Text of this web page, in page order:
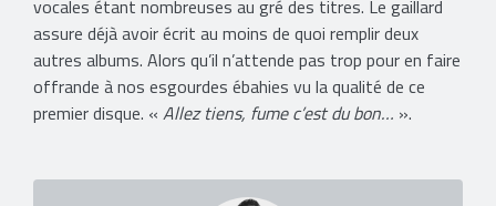
vocales étant nombreuses au gré des titres. Le gaillard
assure déjà avoir écrit au moins de quoi remplir deux
autres albums. Alors qu’il n’attende pas trop pour en faire
offrande à nos esgourdes ébahies vu la qualité de ce
premier disque. « Allez tiens, fume c’est du bon… ».